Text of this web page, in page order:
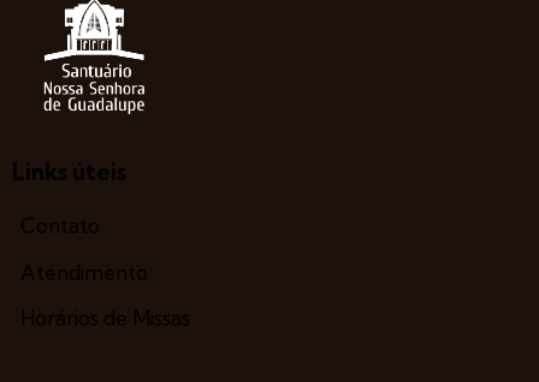
Links úteis
Contato
Atendimento
Horários de Missas